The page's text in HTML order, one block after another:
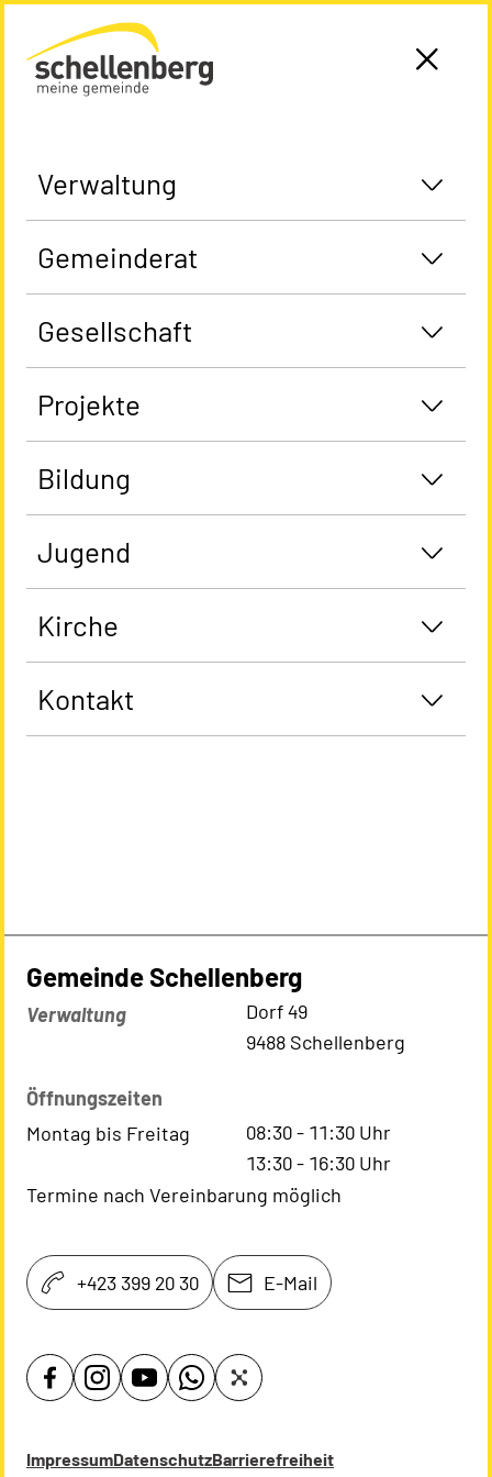
Gemeinde Schellenberg Startseite
Verwaltung
Gemeinderat
Gesellschaft
Projekte
Bildung
Jugend
Kirche
Kontakt
Gemeinde Schellenberg
Verwaltung
Dorf 49
9488 Schellenberg
Öffnungszeiten
Montag bis Freitag
08:30- 11:30 Uhr
13:30- 16:30 Uhr
Termine nach Vereinbarung möglich
+423 399 20 30 E-Mail
ImpressumDatenschutzBarrierefreiheit